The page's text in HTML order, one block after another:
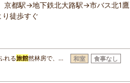
京都駅→地下鉄北大路駅→市バス北1鷹
徒歩すぐ
れる旅館然林房で、… 和室 食事なし